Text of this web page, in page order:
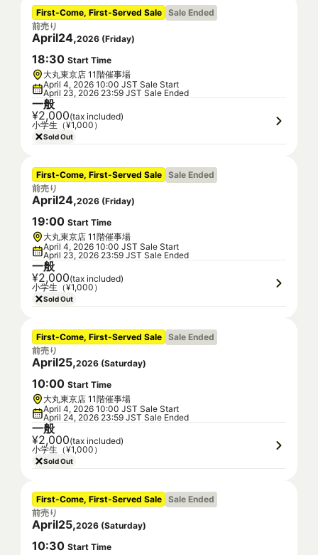
First-Come, First-Served Sale Sale Ended
前売り
April24,2026 (Friday)
18:30 Start Time
大丸東京店 11階催事場
April 4, 2026 10:00 JST Sale Start
April 23, 2026 23:59 JST Sale Ended
一般
¥2,000(tax included)
小学生（¥1,000）
Sold Out
First-Come, First-Served Sale Sale Ended
前売り
April24,2026 (Friday)
19:00 Start Time
大丸東京店 11階催事場
April 4, 2026 10:00 JST Sale Start
April 23, 2026 23:59 JST Sale Ended
一般
¥2,000(tax included)
小学生（¥1,000）
Sold Out
First-Come, First-Served Sale Sale Ended
前売り
April25,2026 (Saturday)
10:00 Start Time
大丸東京店 11階催事場
April 4, 2026 10:00 JST Sale Start
April 24, 2026 23:59 JST Sale Ended
一般
¥2,000(tax included)
小学生（¥1,000）
Sold Out
First-Come, First-Served Sale Sale Ended
前売り
April25,2026 (Saturday)
10:30 Start Time